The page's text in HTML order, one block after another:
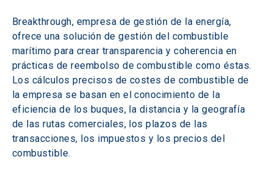
Breakthrough, empresa de gestión de la energía,
ofrece una solución de gestión del combustible
marítimo para crear transparencia y coherencia en
prácticas de reembolso de combustible como éstas.
Los cálculos precisos de costes de combustible de
la empresa se basan en el conocimiento de la
eficiencia de los buques, la distancia y la geografía
de las rutas comerciales, los plazos de las
transacciones, los impuestos y los precios del
combustible.